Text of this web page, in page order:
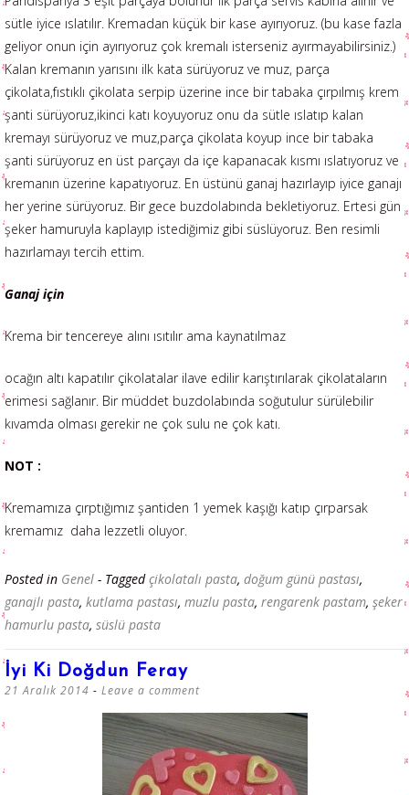
sütle iyice ıslatılır. Kremadan küçük bir kase ayırıyoruz. (bu kase fazla
geliyor onun için ayırıyoruz çok kremalı isterseniz ayırmayabilirsiniz.)
Kalan kremanın yarısını ilk kata sürüyoruz ve muz, parça
çikolata,fıstıklı çikolata serpip üzerine ince bir tabaka çırpılmış krem
şanti sürüyoruz,ikinci katı koyuyoruz onu da sütle ıslatıp kalan
kremayı sürüyoruz ve muz,parça çikolata koyup ince bir tabaka
şanti sürüyoruz en üst parçayı da içe kapanacak kısmı ıslatıyoruz ve
kremanın üzerine kapatıyoruz. En üstünü ganaj hazırlayıp iyice ganajı
her yerine sürüyoruz. Bir gece buzdolabında bekletiyoruz. Ertesi gün
şeker hamuruyla kaplayıp istediğimiz gibi süslüyoruz. Ben resimli
hazırlamayı tercih ettim.
Ganaj için
Krema bir tencereye alını ısıtılır ama kaynatılmaz
ocağın altı kapatılır çikolatalar ilave edilir karıştırılarak çikolataların
erimesi sağlanır. Bir müddet buzdolabında soğutulur sürülebilir
kıvamda olması gerekir ne çok sulu ne çok katı.
NOT :
Kremamıza çırptığımız şantiden 1 yemek kaşığı katıp çırparsak
kremamız daha lezzetli oluyor.
Posted in Genel - Taggedçikolatalı pasta, doğum günü pastası,
ganajlı pasta, kutlama pastası, muzlu pasta, rengarenk pastam, şeker
hamurlu pasta, süslü pasta
İyi Ki Doğdun Feray
21 Aralık 2014 Leave a comment